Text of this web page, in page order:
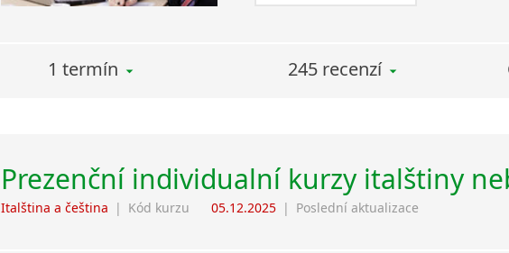
1 termín 245 recenzí
Prezenční individualní kurzy italštiny
Italština a čeština | Kód kurzu 05.12.2025 | Poslední aktualizace